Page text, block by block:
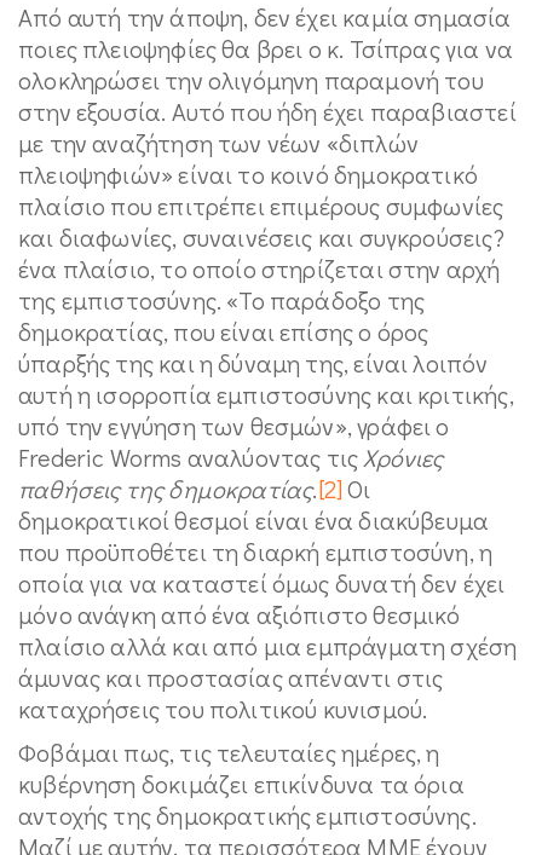
Από αυτή την άποψη, δεν έχει καμία σημασία
ποιες πλειοψηφίες θα βρει ο κ. Τσίπρας για να
ολοκληρώσει την ολιγόμηνη παραμονή του
στην εξουσία. Αυτό που ήδη έχει παραβιαστεί
με την αναζήτηση των νέων «διπλών
πλειοψηφιών» είναι το κοινό δημοκρατικό
πλαίσιο που επιτρέπει επιμέρους συμφωνίες
και διαφωνίες, συναινέσεις και συγκρούσεις?
ένα πλαίσιο, το οποίο στηρίζεται στην αρχή
της εμπιστοσύνης. «Το παράδοξο της
δημοκρατίας, που είναι επίσης ο όρος
ύπαρξής της και η δύναμη της, είναι λοιπόν
αυτή η ισορροπία εμπιστοσύνης και κριτικής,
υπό την εγγύηση των θεσμών», γράφει ο
Frederic Worms αναλύοντας τιςΧρόνιες
παθήσεις της δημοκρατίας.[2]Οι
δημοκρατικοί θεσμοί είναι ένα διακύβευμα
που προϋποθέτει τη διαρκή εμπιστοσύνη, η
οποία για να καταστεί όμως δυνατή δεν έχει
μόνο ανάγκη από ένα αξιόπιστο θεσμικό
πλαίσιο αλλά και από μια εμπράγματη σχέση
άμυνας και προστασίας απέναντι στις
καταχρήσεις του πολιτικού κυνισμού.
Φοβάμαι πως, τις τελευταίες ημέρες, η
κυβέρνηση δοκιμάζει επικίνδυνα τα όρια
αντοχής της δημοκρατικής εμπιστοσύνης.
Μαζί με αυτήν, τα περισσότερα ΜΜΕ έχουν